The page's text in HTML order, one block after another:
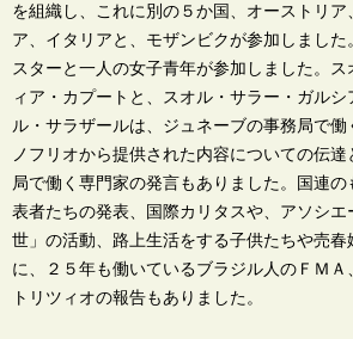
を組織し、これに別の５か国、オーストリ
ア、イタリアと、モザンビクが参加しまし
スターと一人の女子青年が参加しました。
ィア・カプートと、スオル・サラー・ガル
ル・サラザールは、ジュネーブの事務局で働
ノフリオから提供された内容についての伝
局で働く専門家の発言もありました。国連
表者たちの発表、国際カリタスや、アソシエ
世」の活動、路上生活をする子供たちや売春
に、２５年も働いているブラジル人のＦＭ
トリツィオの報告もありました。